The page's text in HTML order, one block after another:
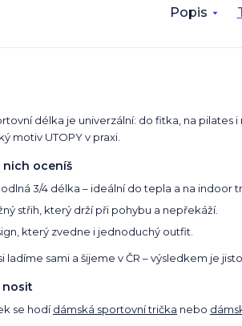
Popis
délka je univerzální: do fitka, na pilates
motiv UTOPY v praxi.
nich oceníš
3/4 délka – ideální do tepla a na indoor
střih, který drží při pohybu a nepřekáží.
který zvedne i jednoduchý outfit.
ladíme sami a šijeme v ČR – výsledkem je
nosit
se hodídámská sportovní trička nebo